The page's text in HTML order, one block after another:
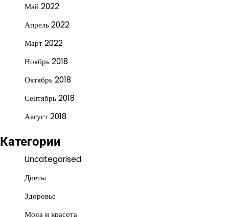
Май 2022
Апрель 2022
Март 2022
Ноябрь 2018
Октябрь 2018
Сентябрь 2018
Август 2018
Категории
Uncategorised
Диеты
Здоровье
Мода и красота